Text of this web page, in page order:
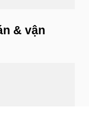
& vận